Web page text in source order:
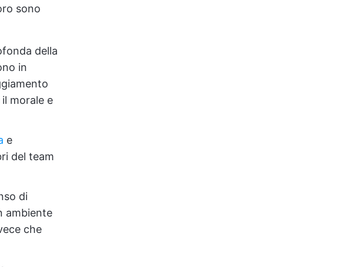
sono
della
in
morale e
e
del team
di
ambiente
che